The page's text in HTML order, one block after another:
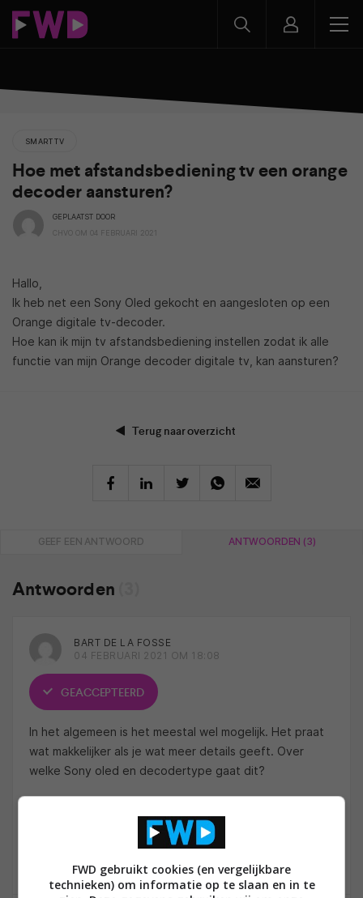
SMART TV
Hoe met afstandsbediening tv een orange
decoder aansturen?
GEPLAATST DOOR
CHVO OM 04 FEBRUARI 2021
Hallo,
Ik heb net een Sony Oled gekocht en aangesloten op een
Orange digitale tv-decoder.
Hoe kan ik mijn tv afstandsbediening instellen zodat ik alle
functie van mijn Orange decoder digitale tv, kan aansturen?
Terug naar overzicht
GEEF EEN ANTWOORD ANTWOORDEN (3)
Antwoorden
BART DE LA FOSSE
04 FEBRUARI 2021 OM 18:08
GEACCEPTEERD
In het algemeen is het meestal wel mogelijk. Het praat
wat makkelijker als je wat meer details geeft. Over
welke Sony oled en decodertype gaat dit?
FWD gebruikt cookies (en vergelijkbare
technieken) om informatie op te slaan en in te